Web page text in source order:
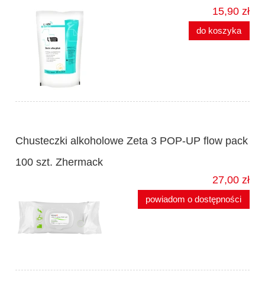
15,90 zł
do koszyka
Chusteczki alkoholowe Zeta 3 POP-UP flow pack
100 szt. Zhermack
27,00 zł
powiadom o dostępności